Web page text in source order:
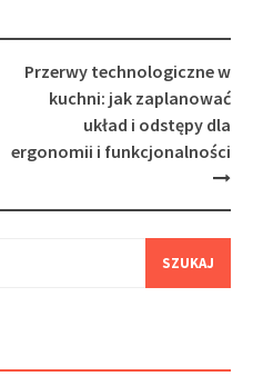
Przerwy technologiczne w
kuchni: jak zaplanować
układ i odstępy dla
ergonomii i funkcjonalności